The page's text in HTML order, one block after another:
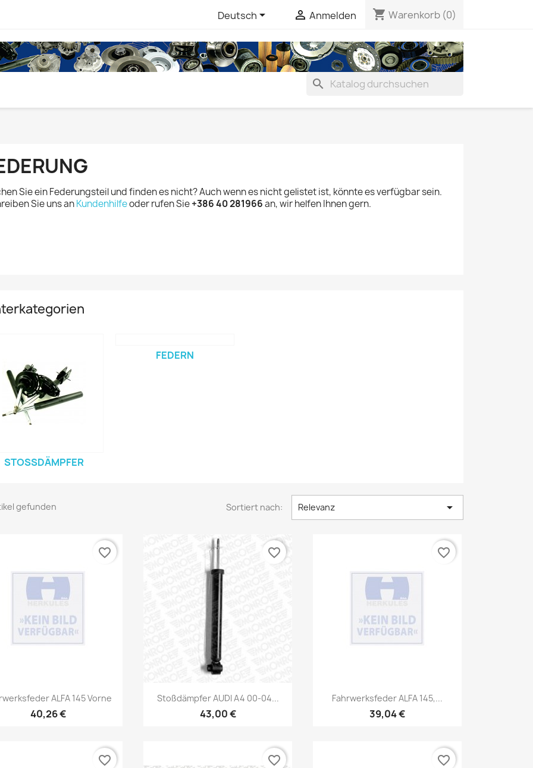
Deutsch  Anmelden shopping_cart Warenkorb (0)
search
Sie ein Federungsteil und finden es nicht? Auch wenn es nicht gelistet ist, könnte es verfügbar sein.
Sie uns anKundenhilfeoder rufen Sie+386 40 281966an, wir helfen Ihnen gern.
STOSSDÄMPFER
FEDERN
gefunden Sortiert nach: Relevanz 
Vorschau
ALFA 145 Vorne
40,26 €
favorite_border
Vorschau
Stoßdämpfer AUDI A4 00-04...
43,00 €
favorite_border
Vorschau
Fahrwerksfeder ALFA 145,...
39,04 €
favorite_border
favorite_border favorite_border favorite_border